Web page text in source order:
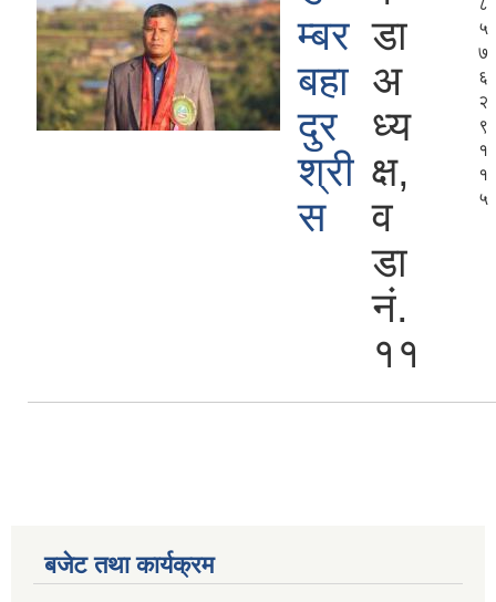
म्बर
बहा
दुर
श्री
स
डा
अ
ध्य
क्ष,
व
डा
नं.
११
८
५
७
६
२
९
१
१
५
बजेट तथा कार्यक्रम